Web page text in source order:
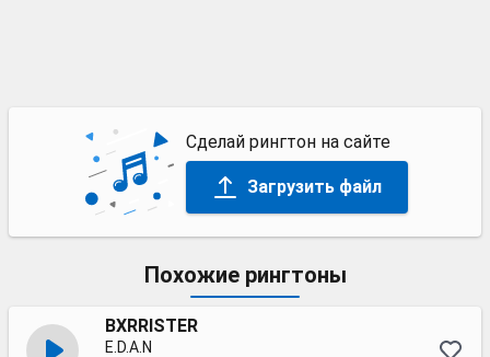
Сделай рингтон на сайте
Загрузить файл
Похожие рингтоны
BXRRISTER
E.D.A.N